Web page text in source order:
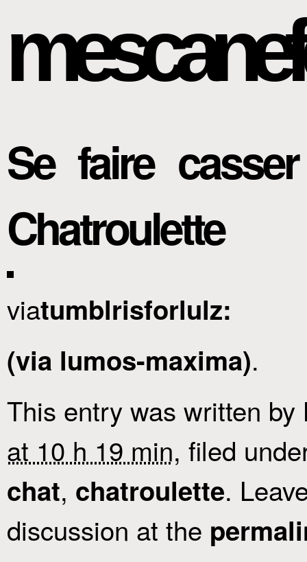
Se faire
Chatroulette
viatumblrisforlulz:
(via lumos-maxima).
This entry was written by
at 10 h 19 min, filed
chat, chatroulette.
discussion at the